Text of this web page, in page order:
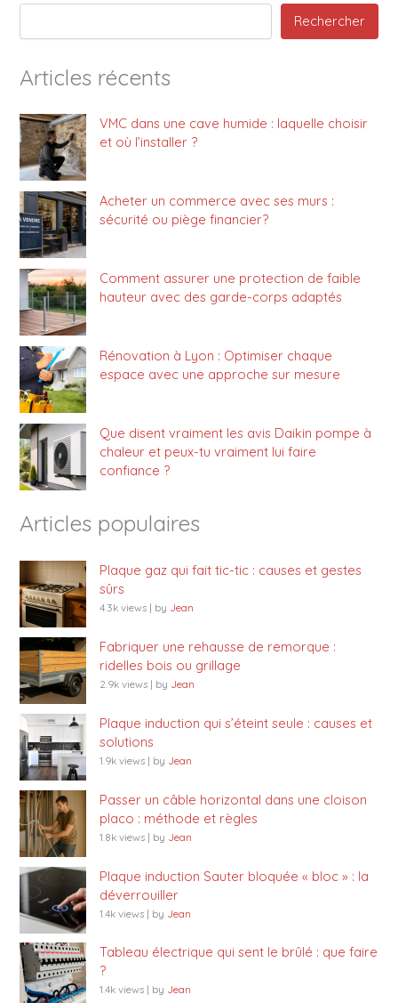
Rechercher
Articles récents
VMC dans une cave humide : laquelle choisir
et où l’installer ?
Acheter un commerce avec ses murs :
sécurité ou piège financier?
Comment assurer une protection de faible
hauteur avec des garde-corps adaptés
Rénovation à Lyon : Optimiser chaque
espace avec une approche sur mesure
Que disent vraiment les avis Daikin pompe à
chaleur et peux-tu vraiment lui faire
confiance ?
Articles populaires
Plaque gaz qui fait tic-tic : causes et gestes
sûrs
4.3k views | by Jean
Fabriquer une rehausse de remorque :
ridelles bois ou grillage
2.9k views | by Jean
Plaque induction qui s’éteint seule : causes et
solutions
1.9k views | by Jean
Passer un câble horizontal dans une cloison
placo : méthode et règles
1.8k views | by Jean
Plaque induction Sauter bloquée « bloc » : la
déverrouiller
1.4k views | by Jean
Tableau électrique qui sent le brûlé : que faire
?
1.4k views | by Jean